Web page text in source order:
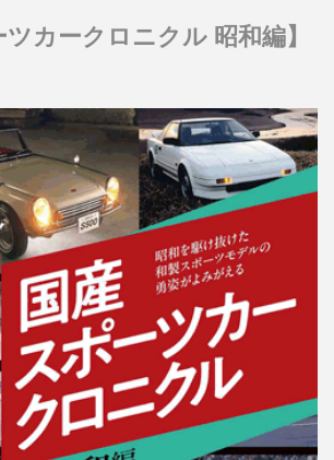
ツカークロニクル 昭和編】